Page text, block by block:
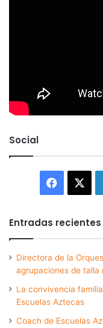
Social
Entradas recientes
Directora de la
agrupaciones de talla
La convivencia
Escuelas Aztecas
Coach de Escuelas